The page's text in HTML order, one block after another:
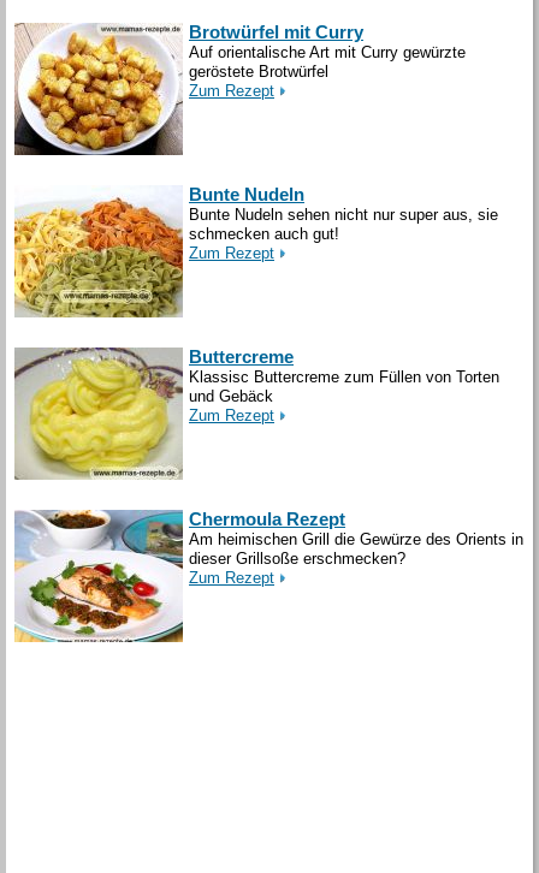
Brotwürfel mit Curry
Auf orientalische Art mit Curry gewürzte
geröstete Brotwürfel
Zum Rezept
Bunte Nudeln
Bunte Nudeln sehen nicht nur super aus, sie
schmecken auch gut!
Zum Rezept
Buttercreme
Klassisc Buttercreme zum Füllen von Torten
und Gebäck
Zum Rezept
Chermoula Rezept
Am heimischen Grill die Gewürze des Orients in
dieser Grillsoße erschmecken?
Zum Rezept